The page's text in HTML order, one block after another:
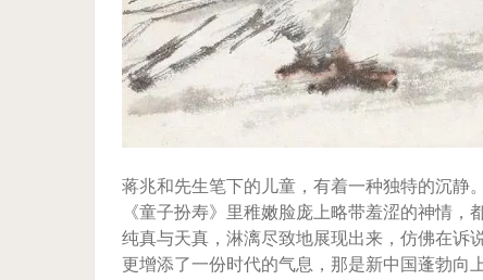
蒋兆和先生笔下的儿童，有着一种独特的沉静
《童子扮寿》里稚嫩脸庞上略带羞涩的神情
纯真与天真，淋漓尽致地展现出来，仿佛在诉
更增添了一份时代的气息，那是新中国蓬勃向